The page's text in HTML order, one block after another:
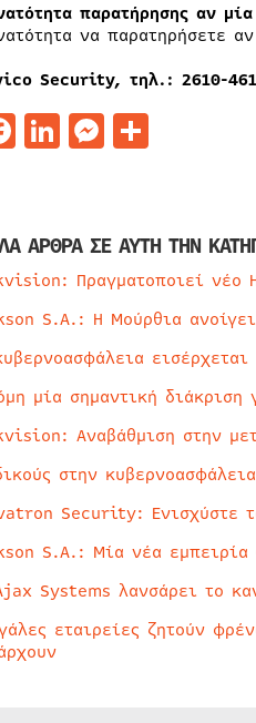
παρατήρησης αν
να παρατηρήσετε
Security, τηλ.: 2610-
Facebook
LinkedIn
Messenger
ΑΡΘΡΑ ΣΕ ΑΥΤΗ ΤΗΝ
Πραγματοποιεί
S.A.: Η Μούρθια
μία σημαντική
Αναβάθμιση στην
στην
Security: Ενισχύστε
S.A.: Μία νέα
Systems λανσάρει το
εταιρείες ζητούν